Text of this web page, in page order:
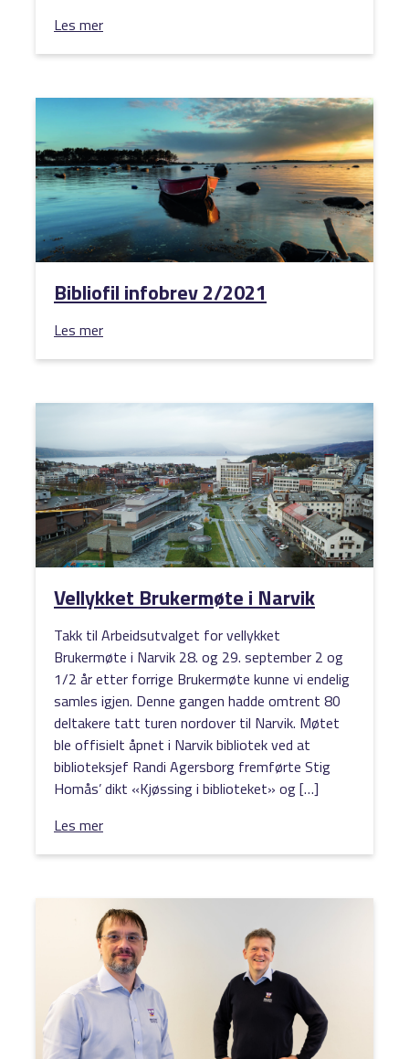
Les mer
Bibliofil infobrev 2/2021
Les mer
Vellykket Brukermøte i Narvik
Takk til Arbeidsutvalget for vellykket
Brukermøte i Narvik 28. og 29. september 2 og
1/2 år etter forrige Brukermøte kunne vi endelig
samles igjen. Denne gangen hadde omtrent 80
deltakere tatt turen nordover til Narvik. Møtet
ble offisielt åpnet i Narvik bibliotek ved at
biblioteksjef Randi Agersborg fremførte Stig
Homås’ dikt «Kjøssing i biblioteket» og […]
Les mer